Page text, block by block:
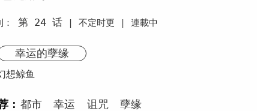
： 第 24 话| 不定时更 | 連載中
幸运的孽缘
想鲸鱼
： 都市 幸运 诅咒 孽缘